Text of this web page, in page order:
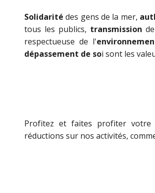
Solidarité des gens de la mer,
tous les publics, transmission
respectueuse de l'
dépassement de soisont les
Profitez et faites profiter votre
réductions sur nos activités,